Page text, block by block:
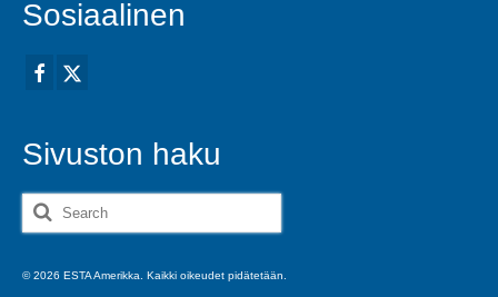
Sosiaalinen
Sivuston haku
Search
for:
© 2026 ESTA Amerikka. Kaikki oikeudet pidätetään.